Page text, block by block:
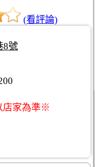
(看評論)
8號
店家為準※